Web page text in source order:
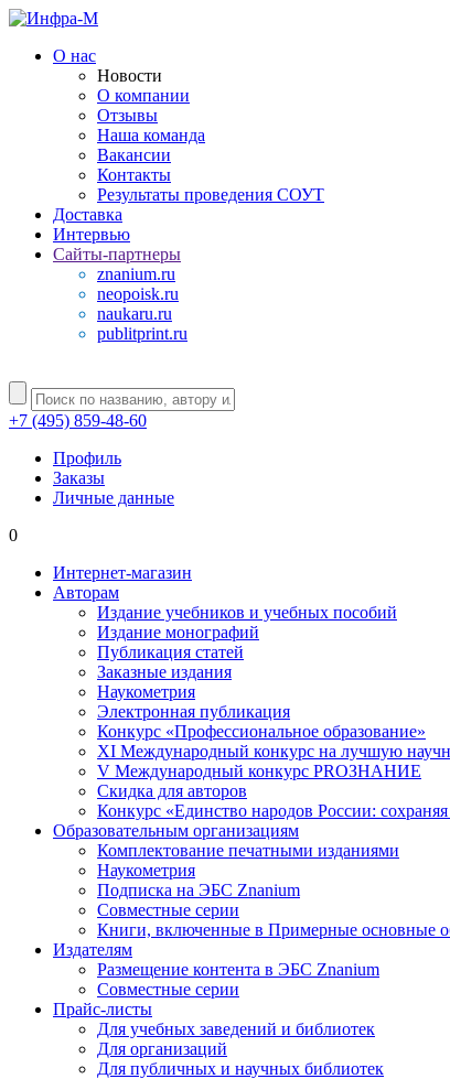
О нас
Новости
О компании
Отзывы
Наша команда
Вакансии
Контакты
Результаты проведения СОУТ
Доставка
Интервью
Сайты-партнеры
znanium.ru
neopoisk.ru
naukaru.ru
publitprint.ru
+7 (495) 859-48-60
Профиль
Заказы
Личные данные
0
Интернет-магазин
Авторам
Издание учебников и учебных пособий
Издание монографий
Публикация статей
Заказные издания
Наукометрия
Электронная публикация
Конкурс «Профессиональное образование»
XI Международный конкурс на лучшую
V Международный конкурс PROЗНАНИЕ
Скидка для авторов
Конкурс «Единство народов России:
Образовательным организациям
Комплектование печатными изданиями
Наукометрия
Подписка на ЭБС Znanium
Совместные серии
Книги, включенные в Примерные основные
Издателям
Размещение контента в ЭБС Znanium
Совместные серии
Прайс-листы
Для учебных заведений и библиотек
Для организаций
Для публичных и научных библиотек